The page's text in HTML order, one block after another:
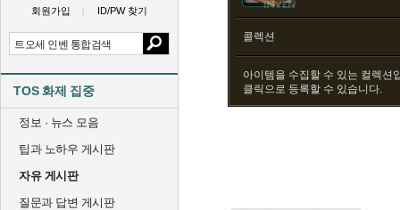
회원가입 ID/PW 찾기
TOS 화제 집중
정보 · 뉴스 모음
팁과 노하우 게시판
자유 게시판
질문과 답변 게시판
콜렉션
아이템을 수집할 수 있는 컬렉션
클릭으로 등록할 수 있습니다.